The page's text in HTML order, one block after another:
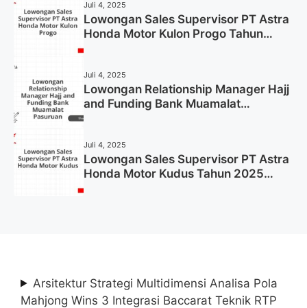
Juli 4, 2025
Lowongan Sales Supervisor PT Astra
Honda Motor Kulon Progo Tahun
Juli 4, 2025
Lowongan Relationship Manager Hajj
and Funding Bank Muamalat
Juli 4, 2025
Lowongan Sales Supervisor PT Astra
Honda Motor Kudus Tahun 2025
Arsitektur Strategi Multidimensi Analisa Pola
Mahjong Wins 3 Integrasi Baccarat Teknik RTP